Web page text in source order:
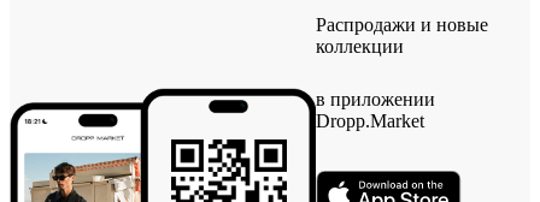
Распродажи и новые
коллекции
в приложении
Dropp.Market